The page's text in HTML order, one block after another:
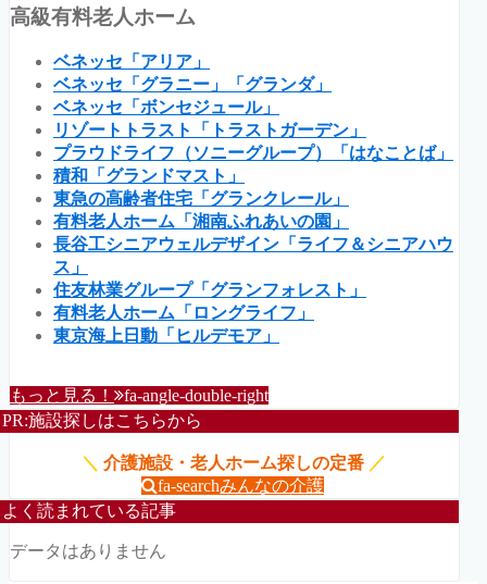
高級有料老人ホーム
ベネッセ「アリア」
ベネッセ「グラニー」「グランダ」
ベネッセ「ボンセジュール」
リゾートトラスト「トラストガーデン」
プラウドライフ（ソニーグループ）「はなことば」
積和「グランドマスト」
東急の高齢者住宅「グランクレール」
有料老人ホーム「湘南ふれあいの園」
長谷工シニアウェルデザイン「ライフ＆シニアハウ
ス」
住友林業グループ「グランフォレスト」
有料老人ホーム「ロングライフ」
東京海上日動「ヒルデモア」
もっと見る！ fa-angle-double-right
PR:施設探しはこちらから
＼ 介護施設・老人ホーム探しの定番 ／
fa-searchみんなの介護
よく読まれている記事
データはありません